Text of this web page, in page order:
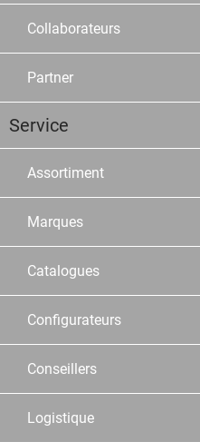
Collaborateurs
Partner
Service
Assortiment
Marques
Catalogues
Configurateurs
Conseillers
Logistique